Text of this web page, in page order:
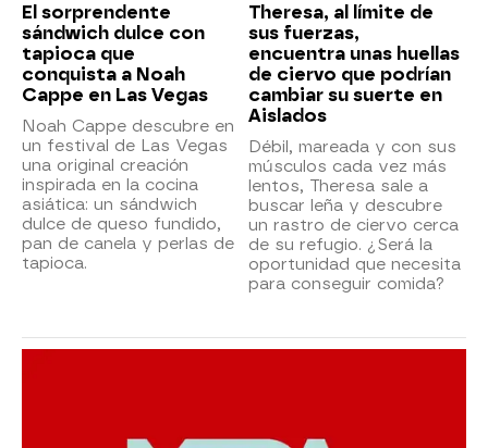
El sorprendente
sándwich dulce con
tapioca que
conquista a Noah
Cappe en Las Vegas
Noah Cappe descubre en
un festival de Las Vegas
una original creación
inspirada en la cocina
asiática: un sándwich
dulce de queso fundido,
pan de canela y perlas de
tapioca.
Theresa, al límite de
sus fuerzas,
encuentra unas huellas
de ciervo que podrían
cambiar su suerte en
Aislados
Débil, mareada y con sus
músculos cada vez más
lentos, Theresa sale a
buscar leña y descubre
un rastro de ciervo cerca
de su refugio. ¿Será la
oportunidad que necesita
para conseguir comida?